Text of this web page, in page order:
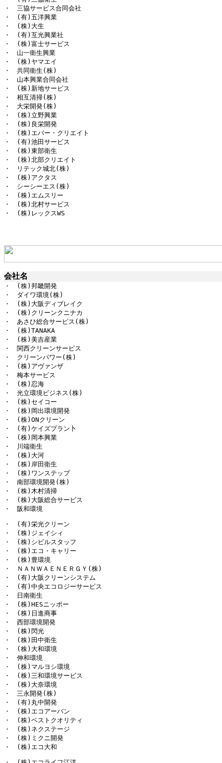
・　三協サービス合同会社
・　(有)五洋興業
・　(株)大生
・　(有)互光興業社
・　(株)富士サービス
・　山一衛生興業
・　(株)ヤマエイ
・　共同衛生(株)
・　山本興業合同会社
・　(株)新地サービス
・　相互清掃(株)
・　大栄開発(株)
・　(株)立野興業
・　(株)良栄開発
・　(株)エバー・クリエイト
・　(有)池田サービス
・　(株)東部衛生
・　(株)北部クリエイト
・　リテック城北(株)
・　(株)アクタス
・　シーシーエス(株)
・　(株)エムスリー
・　(株)北村サービス
・　(株)レックスWS
会社名
・　(株)邦畿開発
・　ダイワ環境(株)
・　(株)大阪ディブレイク
・　(株)クリーンクニナカ
・　あさひ総合サービス(株)
・　(株)TANAKA
・　(株)美吉産業
・　関西クリーンサービス
・　クリーンパワー(株)
・　(株)アヴァンザ
・　梅本サービス
・　(株)忍海
・　光立環境ビジネス(株)
・　(株)セイコー
・　(株)岡出環境開発
・　(株)ONクリーン
・　(有)ケイズプラン卜
・　(株)岡本興業
・　川端衛生
・　(株)大河
・　(株)岸田衛生
・　(株)ワンステップ
・　南部環境開発(株)
・　(株)木村清掃
・　(株)大阪総合サービス
・　阪和環境
・　(有)栄光クリーン
・　(株)ジェイシィ
・　(株)シビルスタッフ
・　(株)エコ・キャリー
・　(株)豊環境
・　ＮＡＮＷＡＥＮＥＲＧＹ(株)
・　(有)大阪クリーンシステム
・　(有)中央エコロジーサービス
・　日南衛生
・　(株)HESニッポー
・　(株)日進商事
・　西部環境開発
・　(株)閃光
・　(株)田中衛生
・　(株)大和環境
・　伸和環境
・　(株)マルヨシ環境
・　(株)三和環境サービス
・　(株)大奈環境
・　三永開発(株)
・　(有)丸中開発
・　(株)エコアーバン
・　(株)ベストクオリティ
・　(株)ネクステージ
・　(株)ミクニ開発
・　(株)エコ大和